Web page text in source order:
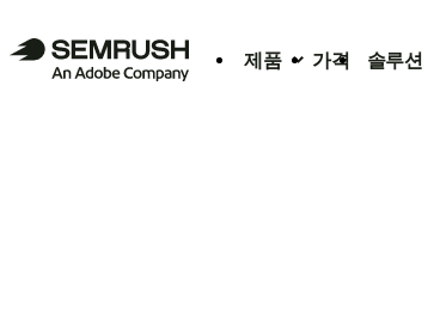
제품 가격 솔루션